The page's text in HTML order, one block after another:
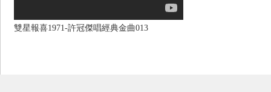
雙星報喜1971-許冠傑唱經典金曲013